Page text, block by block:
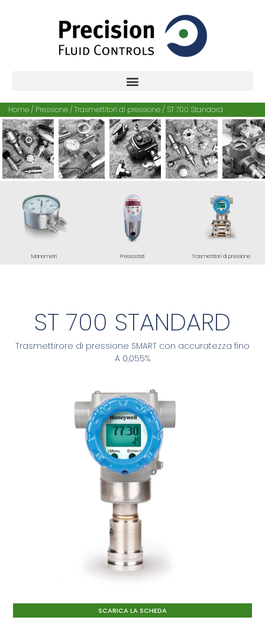
Home / Pressione /Trasmettitori di pressione / ST 700 Standard
Manometri Pressostati Trasmettitori di pressione
ST 700 STANDARD
Trasmettirore di pressione SMART con accuratezza fino
A 0,055%
SCARICA LA SCHEDA